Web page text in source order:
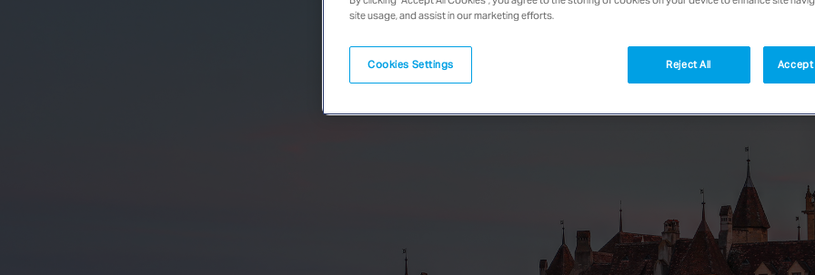
site usage, and assist in our marketing efforts.
Cookies Settings Reject All Accept